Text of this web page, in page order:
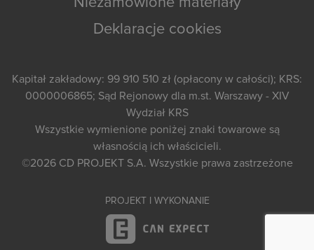
Deklaracje cookies
Kapitał zakładowy: 99 910 510 zł (opłacony w całości); KRS:
0000006865; Sąd Rejonowy dla m.st. Warszawy - XIV
Wydział KRS
Wszystkie wymienione poniżej znaki towarowe są
własnością ich właścicieli.
©2026 CD PROJEKT S.A. Wszystkie prawa zastrzeżone
PROJEKT I WYKONANIE